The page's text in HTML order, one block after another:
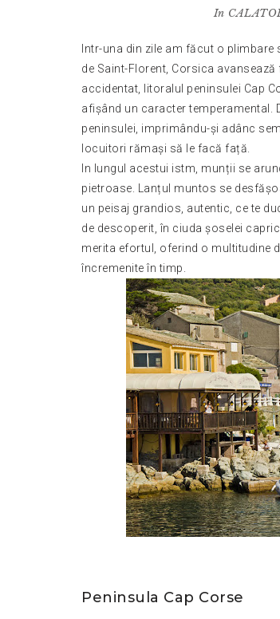
In
Intr-una din zile am făcut o plimbare
de Saint-Florent, Corsica
accidentat, litoralul peninsulei Cap
afișând un caracter temperamental.
peninsulei, imprimându-și adânc
locuitori rămași să le facă față.
In lungul acestui istm, munții se
pietroase. Lanțul muntos se
un peisaj grandios, autentic, ce te
de descoperit, în ciuda șoselei
merita efortul, oferind o multitudine
încremenite în timp.
Peninsula Cap Corse